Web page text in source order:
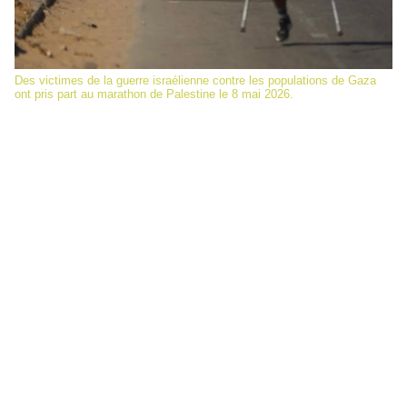
Des victimes de la guerre israélienne contre les populations de Gaza
ont pris part au marathon de Palestine le 8 mai 2026.